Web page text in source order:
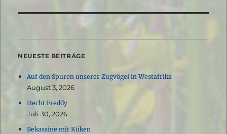
NEUESTE BEITRÄGE
Auf den Spuren unserer Zugvögel in Westafrika
August 3, 2026
Hecht Freddy
Juli 30, 2026
Bekassine mit Küken